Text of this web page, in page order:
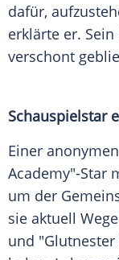
dafür,
erklärte er.
verschont
Schauspielstar
Einer anonymen
Academy"-Star
um der
sie aktuell
und